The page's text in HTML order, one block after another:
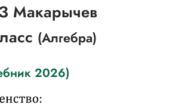
Макарычев
(Алгебра)
2026)